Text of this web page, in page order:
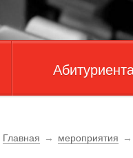
Главная → мероприятия →